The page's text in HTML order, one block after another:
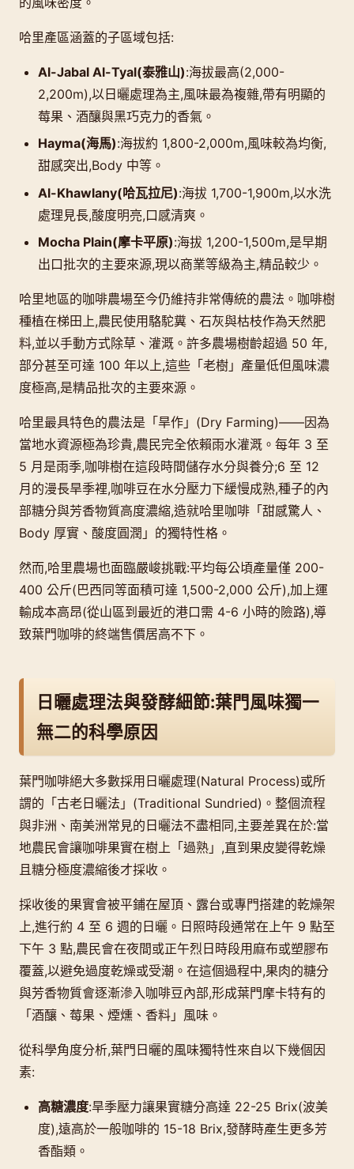
哈里產區涵蓋的子區域包括:
Al-Jabal Al-Tyal(泰雅山):海拔最高(2,000-
2,200m),以日曬處理為主,風味最為複雜,帶有明顯的
莓果、酒釀與黑巧克力的香氣。
Hayma(海馬):海拔約 1,800-2,000m,風味較為均衡,
甜感突出,Body 中等。
Al-Khawlany(哈瓦拉尼):海拔 1,700-1,900m,以水洗
處理見長,酸度明亮,口感清爽。
Mocha Plain(摩卡平原):海拔 1,200-1,500m,是早期
出口批次的主要來源,現以商業等級為主,精品較少。
哈里地區的咖啡農場至今仍維持非常傳統的農法。咖啡樹
種植在梯田上,農民使用駱駝糞、石灰與枯枝作為天然肥
料,並以手動方式除草、灌溉。許多農場樹齡超過 50 年,
部分甚至可達 100 年以上,這些「老樹」產量低但風味濃
度極高,是精品批次的主要來源。
哈里最具特色的農法是「旱作」(Dry Farming)——因為
當地水資源極為珍貴,農民完全依賴雨水灌溉。每年 3 至
5 月是雨季,咖啡樹在這段時間儲存水分與養分;6 至 12
月的漫長旱季裡,咖啡豆在水分壓力下緩慢成熟,種子的內
部糖分與芳香物質高度濃縮,造就哈里咖啡「甜感驚人、
Body 厚實、酸度圓潤」的獨特性格。
然而,哈里農場也面臨嚴峻挑戰:平均每公頃產量僅 200-
400 公斤(巴西同等面積可達 1,500-2,000 公斤),加上運
輸成本高昂(從山區到最近的港口需 4-6 小時的險路),導
致葉門咖啡的終端售價居高不下。
日曬處理法與發酵細節:葉門風味獨一
無二的科學原因
葉門咖啡絕大多數採用日曬處理(Natural Process)或所
謂的「古老日曬法」(Traditional Sundried)。整個流程
與非洲、南美洲常見的日曬法不盡相同,主要差異在於:當
地農民會讓咖啡果實在樹上「過熟」,直到果皮變得乾燥
且糖分極度濃縮後才採收。
採收後的果實會被平鋪在屋頂、露台或專門搭建的乾燥架
上,進行約 4 至 6 週的日曬。日照時段通常在上午 9 點至
下午 3 點,農民會在夜間或正午烈日時段用麻布或塑膠布
覆蓋,以避免過度乾燥或受潮。在這個過程中,果肉的糖分
與芳香物質會逐漸滲入咖啡豆內部,形成葉門摩卡特有的
「酒釀、莓果、煙燻、香料」風味。
從科學角度分析,葉門日曬的風味獨特性來自以下幾個因
素:
高糖濃度:旱季壓力讓果實糖分高達 22-25 Brix(波美
度),遠高於一般咖啡的 15-18 Brix,發酵時產生更多芳
香酯類。